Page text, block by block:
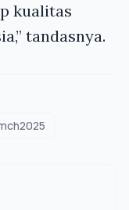
kualitas
tandasnya.